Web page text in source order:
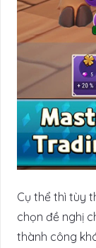
Cụ thể thì tùy
chọn đề nghị
thành công